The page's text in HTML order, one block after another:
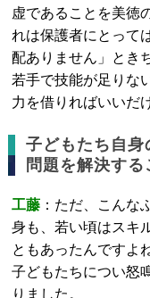
虚であることを美徳
れは保護者にとって
配ありません」とき
若手で技能が足りな
力を借りればいいだ
子どもたち自
問題を解決す
工藤 ：ただ、こんな
身も、若い頃はスキ
ともあったんですよ
子どもたちについ怒
りました。